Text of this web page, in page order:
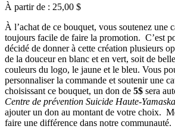
À partir de : 25,00 $
À l’achat de ce bouquet, vous soutenez une
toujours facile de faire la promotion. C’est
décidé de donner à cette création plusieurs
de la douceur en blanc et en vert, soit de
couleurs du logo, le jaune et le bleu. Vous
personnaliser la commande et soutenir une
choisissant ce bouquet, un don de 5$ sera
Centre de prévention Suicide Haute-Yamaska
ajouter un don au montant de votre choix.
faire une différence dans notre communauté.